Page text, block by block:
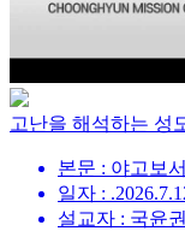
고난을 해석하는 성
본문 : 야고보
일자 :
설교자 : 국윤